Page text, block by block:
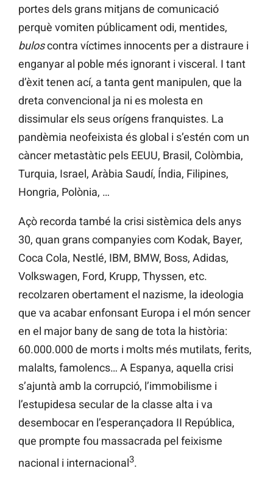
portes dels grans mitjans de comunicació
perquè vomiten públicament odi, mentides,
buloscontra víctimes innocents per a distraure i
enganyar al poble més ignorant i visceral. I tant
d’èxit tenen ací, a tanta gent manipulen, que la
dreta convencional ja ni es molesta en
dissimular els seus orígens franquistes. La
pandèmia neofeixista és global i s’estén com un
càncer metastàtic pels EEUU, Brasil, Colòmbia,
Turquia, Israel, Aràbia Saudí, Índia, Filipines,
Hongria, Polònia, …
Açò recorda també la crisi sistèmica dels anys
30, quan grans companyies com Kodak, Bayer,
Coca Cola, Nestlé, IBM, BMW, Boss, Adidas,
Volkswagen, Ford, Krupp, Thyssen, etc.
recolzaren obertament el nazisme, la ideologia
que va acabar enfonsant Europa i el món sencer
en el major bany de sang de tota la història:
60.000.000 de morts i molts més mutilats, ferits,
malalts, famolencs… A Espanya, aquella crisi
s’ajuntà amb la corrupció, l’immobilisme i
l’estupidesa secular de la classe alta i va
desembocar en l’esperançadora II República,
que prompte fou massacrada pel feixisme
nacional i internacional3.